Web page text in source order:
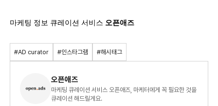
마케팅 정보 큐레이션 서비스 오픈애즈
#AD curator #인스타그램 #해시태그
오픈애즈
마케팅 큐레이션 서비스 오픈애즈, 마케터에게 꼭 필요한 것을
큐레이션 해드릴게요.